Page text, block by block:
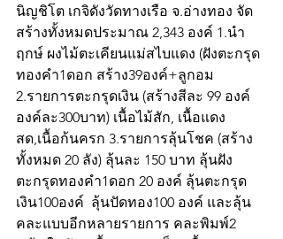
นิญชิโต เกจิดังวัดทางเรือ จ.อ่างทอง จัด
สร้างทั้งหมดประมาณ 2,343 องค์ 1.นำ
ฤกษ์ ผงไม้ตะเคียนแม่สไบแดง (ฝังตะกรุด
ทองคำ1ดอก สร้าง39องค์+ลูกอม
2.รายการตะกรุดเงิน (สร้างสีละ 99 องค์
องค์ละ300บาท) เนื้อไม้สัก, เนื้อแดง
สด,เนื้อก้นครก 3.รายการลุ้นโชค (สร้าง
ทั้งหมด 20 ลัง) ลุ้นละ 150 บาท ลุ้นฝัง
ตะกรุดทองคำ1ดอก 20 องค์ ลุ้นตะกรุด
เงิน100องค์  ลุ้นปัดทอง100 องค์ และลุ้น
คละแบบอีกหลายรายการ คละพิมพ์2